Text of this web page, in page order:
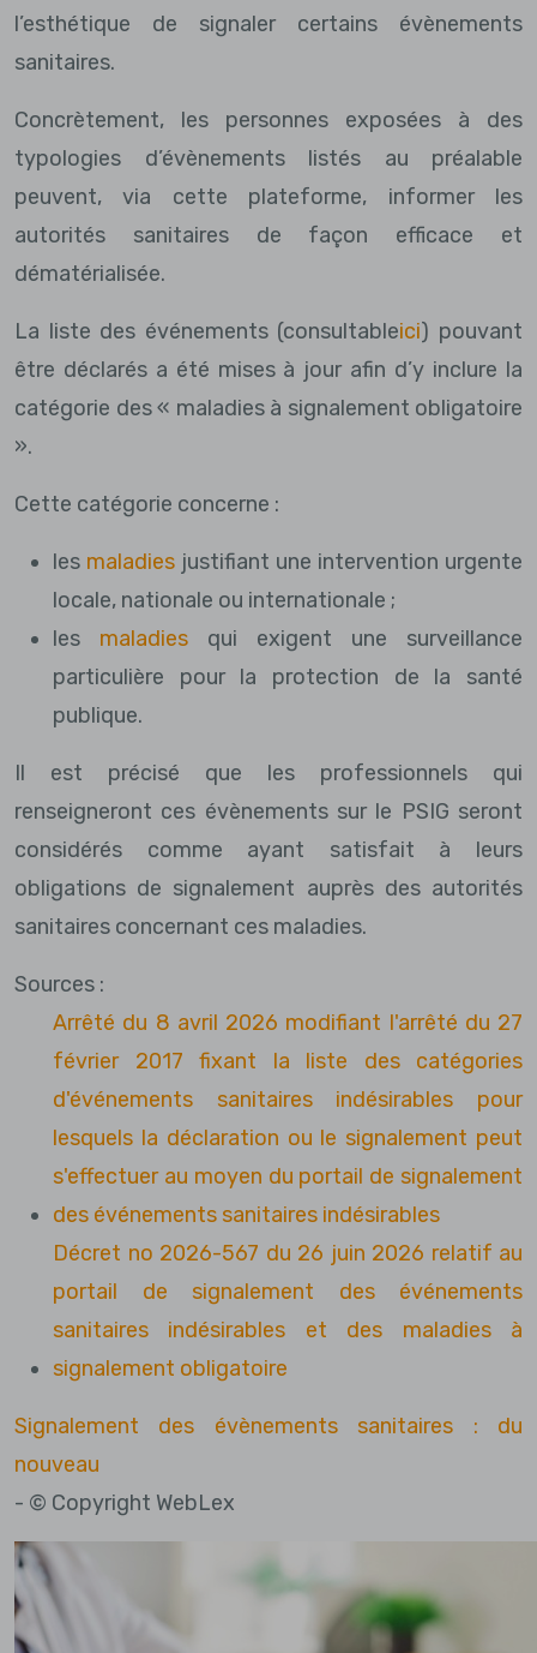
l’esthétique de signaler certains évènements
sanitaires.
Concrètement, les personnes exposées à des
typologies d’évènements listés au préalable
peuvent, via cette plateforme, informer les
autorités sanitaires de façon efficace et
dématérialisée.
La liste des événements (consultableici) pouvant
être déclarés a été mises à jour afin d’y inclure la
catégorie des « maladies à signalement obligatoire
».
Cette catégorie concerne :
les maladies justifiant une intervention urgente
locale, nationale ou internationale ;
les maladies qui exigent une surveillance
particulière pour la protection de la santé
publique.
Il est précisé que les professionnels qui
renseigneront ces évènements sur le PSIG seront
considérés comme ayant satisfait à leurs
obligations de signalement auprès des autorités
sanitaires concernant ces maladies.
Sources :
Arrêté du 8 avril 2026 modifiant l'arrêté du 27
février 2017 fixant la liste des catégories
d'événements sanitaires indésirables pour
lesquels la déclaration ou le signalement peut
s'effectuer au moyen du portail de signalement
des événements sanitaires indésirables
Décret no 2026-567 du 26 juin 2026 relatif au
portail de signalement des événements
sanitaires indésirables et des maladies à
signalement obligatoire
Signalement des évènements sanitaires : du
nouveau
- © Copyright WebLex